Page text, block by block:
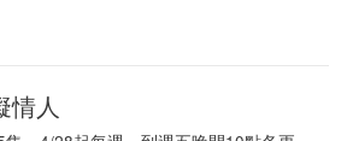
情人